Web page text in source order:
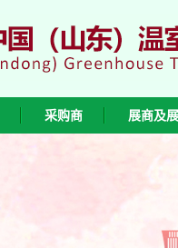
采购商 展商及